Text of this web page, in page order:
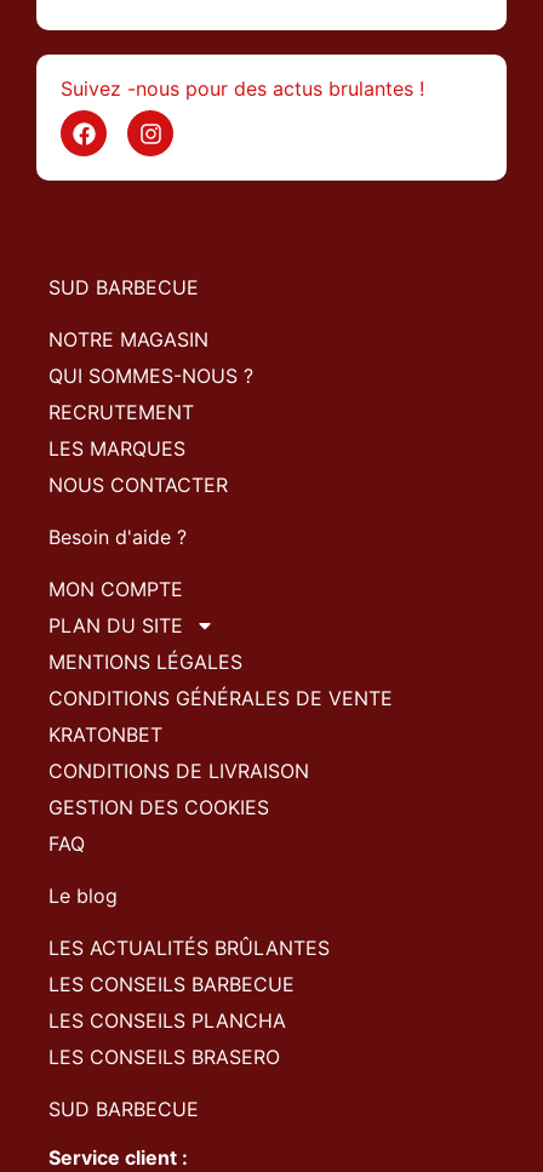
Suivez -nous pour des actus brulantes !
SUD BARBECUE
NOTRE MAGASIN
QUI SOMMES-NOUS ?
RECRUTEMENT
LES MARQUES
NOUS CONTACTER
Besoin d'aide ?
MON COMPTE
PLAN DU SITE
MENTIONS LÉGALES
CONDITIONS GÉNÉRALES DE VENTE
KRATONBET
CONDITIONS DE LIVRAISON
GESTION DES COOKIES
FAQ
Le blog
LES ACTUALITÉS BRÛLANTES
LES CONSEILS BARBECUE
LES CONSEILS PLANCHA
LES CONSEILS BRASERO
SUD BARBECUE
Service client :